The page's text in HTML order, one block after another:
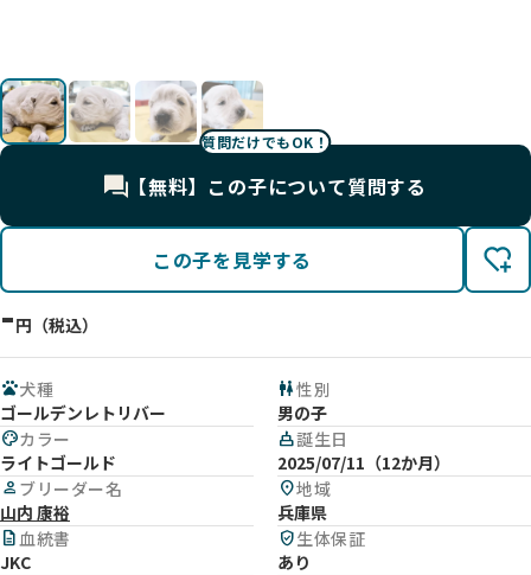
質問だけでもOK！
【無料】この子について質問する
この子を見学する
-円（税込）
pets犬種
ゴールデンレトリバー
wc性別
男の子
paletteカラー
ライトゴールド
cake誕生日
2025/07/11（12か月）
person ブリーダー名
山内 康裕
location_on地域
兵庫県
description血統書
JKC
verified_user生体保証
あり